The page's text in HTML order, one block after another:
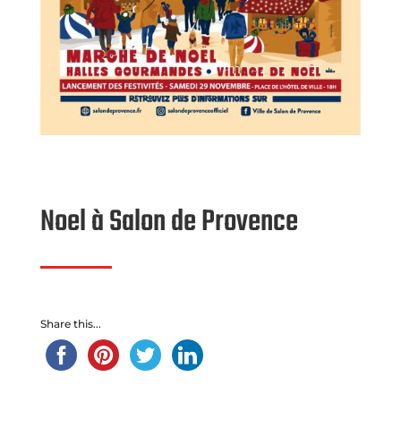
Noel à Salon de Provence
Share this...